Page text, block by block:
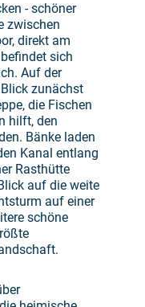
- schöner
zwischen
direkt am
sich
Auf der
zunächst
die Fischen
hilft, den
Bänke laden
Kanal entlang
Rasthütte
auf die weite
auf einer
schöne